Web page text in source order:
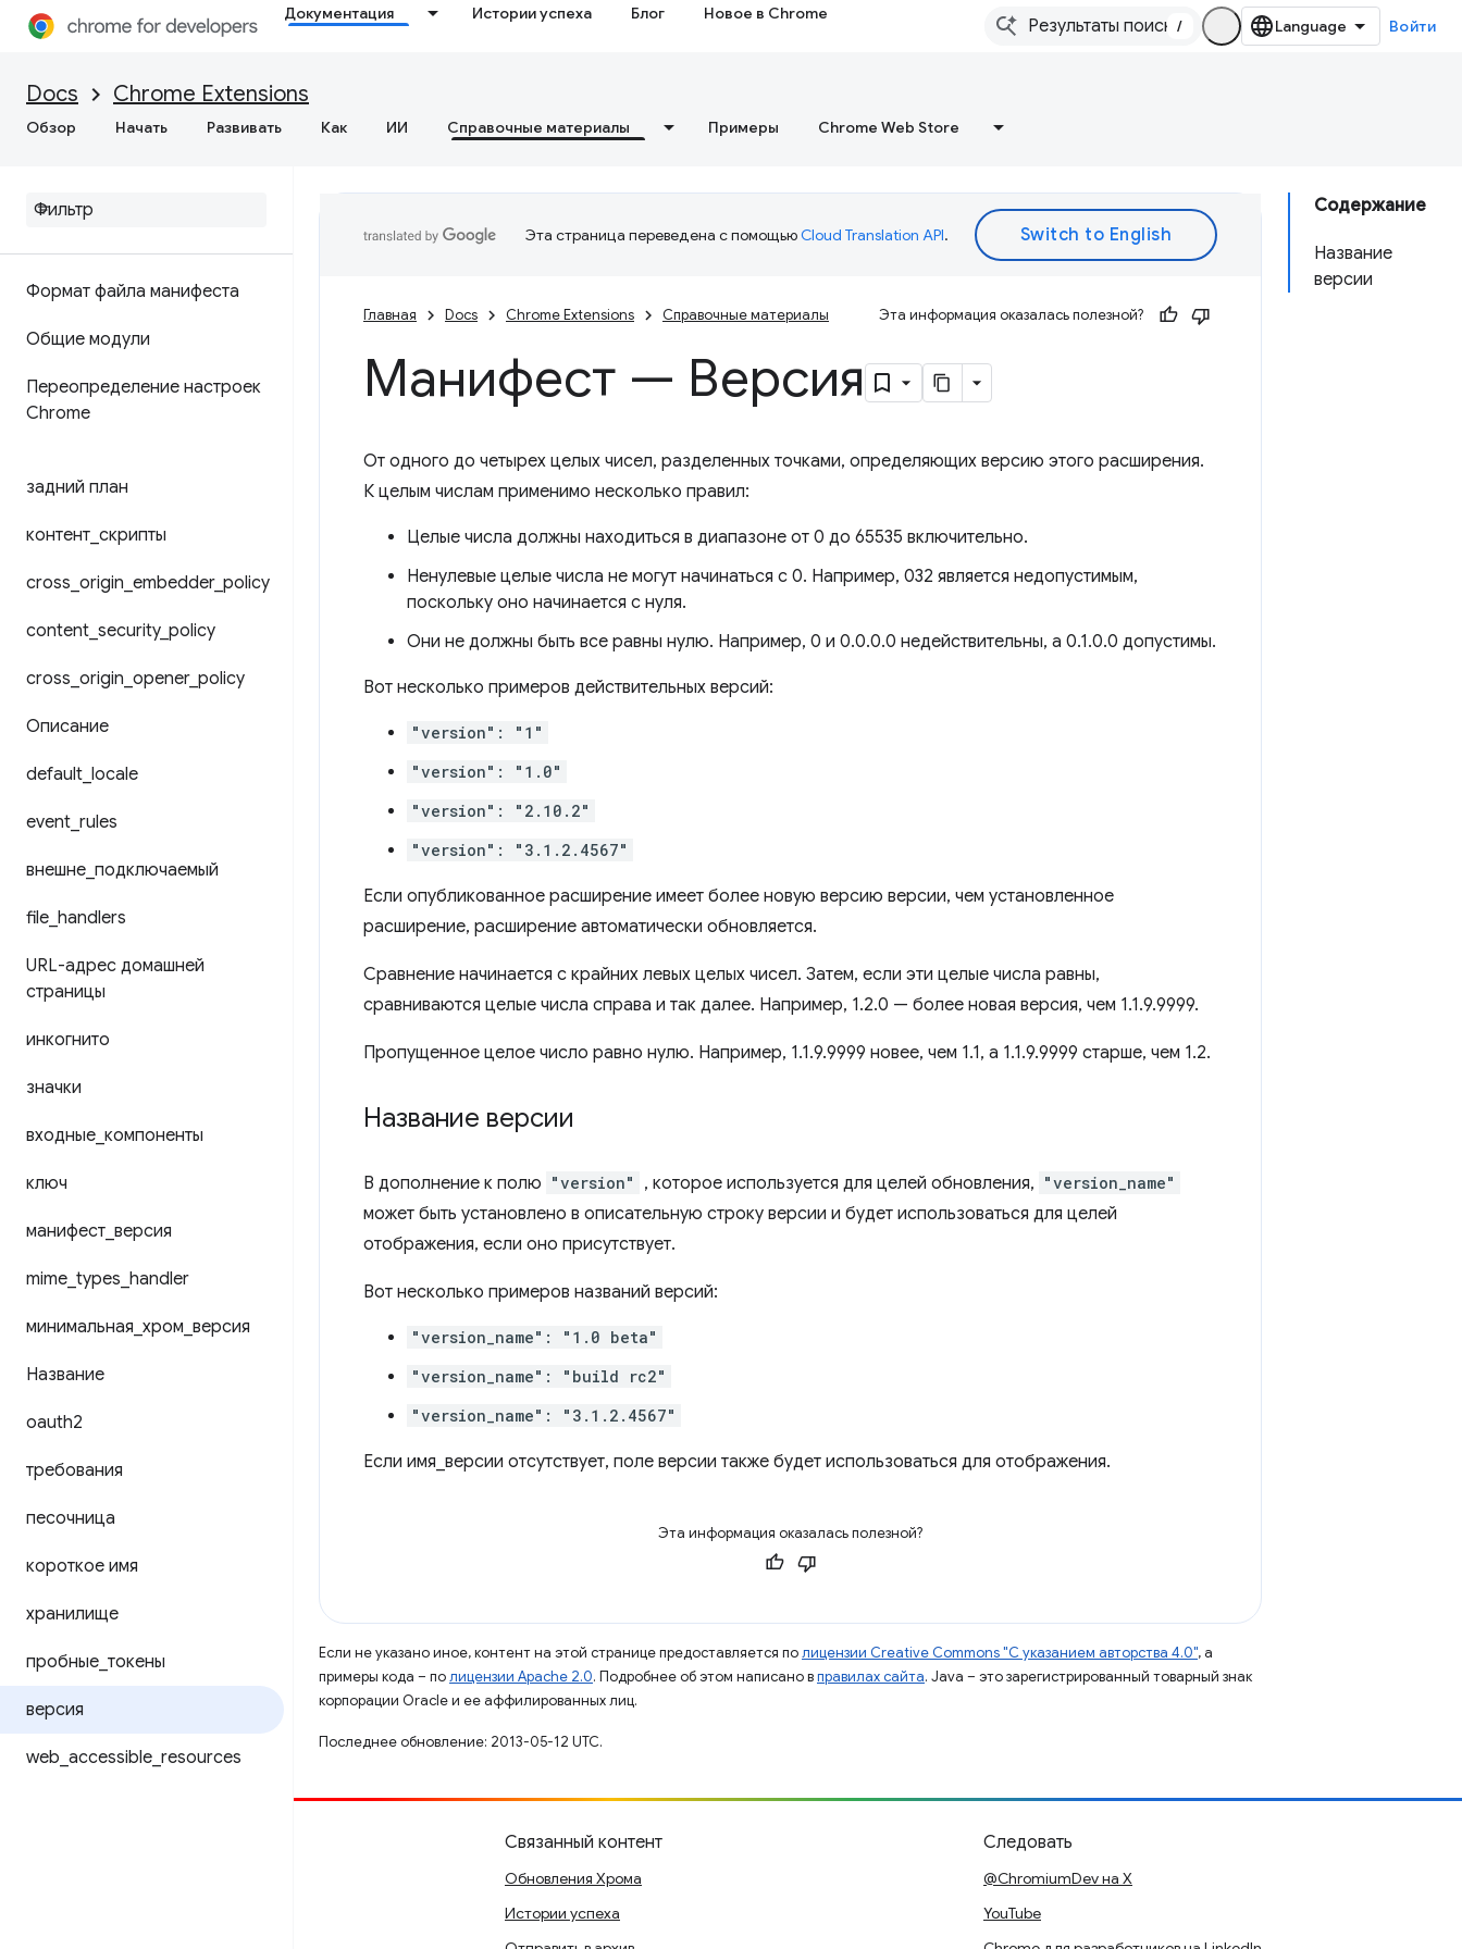
Документация Истории успеха Блог Новое в Chrome
/ Войти
Docs Chrome Extensions
Обзор Начать Развивать Как ИИ Справочные материалы Примеры Chrome Web Store
Формат файла манифеста
Общие модули
Переопределение настроек
Chrome
задний план
контент скрипты
cross origin embedder_ policy
content security_ policy
cross origin opener_ policy
Описание
default locale
event rules
внешне подключаемый
file handlers
URL-адрес домашней
страницы
инкогнито
значки
входные компоненты
ключ
манифест версия
mime types handler
минимальная хром версия
Название
oauth2
требования
песочница
короткое имя
хранилище
пробные токены
версия
web accessible resources
Содержание
Название
версии
Эта страница переведена с помощьюCloud Translation API.
Главная Docs Chrome Extensions Справочные материалы Эта информация оказалась полезной?
Манифест — Версия
От одного до четырех целых чисел, разделенных точками, определяющих версию этого расширения.
К целым числам применимо несколько правил:
Целые числа должны находиться в диапазоне от 0 до 65535 включительно.
Ненулевые целые числа не могут начинаться с 0. Например, 032 является недопустимым,
поскольку оно начинается с нуля.
Они не должны быть все равны нулю. Например, 0 и 0.0.0.0 недействительны, а 0.1.0.0 допустимы.
Вот несколько примеров действительных версий:
"version": "1"
"version": "1.0"
"version": "2.10.2"
"version": "3.1.2.4567"
Если опубликованное расширение имеет более новую версию версии, чем установленное
расширение, расширение автоматически обновляется.
Сравнение начинается с крайних левых целых чисел. Затем, если эти целые числа равны,
сравниваются целые числа справа и так далее. Например, 1.2.0 — более новая версия, чем 1.1.9.9999.
Пропущенное целое число равно нулю. Например, 1.1.9.9999 новее, чем 1.1, а 1.1.9.9999 старше, чем 1.2.
Название версии
В дополнение к полю "version" , которое используется для целей обновления, "version_name"
может быть установлено в описательную строку версии и будет использоваться для целей
отображения, если оно присутствует.
Вот несколько примеров названий версий:
"version_name": "1.0 beta"
"version_name": "build rc2"
"version_name": "3.1.2.4567"
Если имя_версии отсутствует, поле версии также будет использоваться для отображения.
Эта информация оказалась полезной?
Если не указано иное, контент на этой странице предоставляется полицензии Creative Commons "С указанием авторства 4.0", а
примеры кода – полицензии Apache 2.0. Подробнее об этом написано вправилах сайта. Java – это зарегистрированный товарный знак
корпорации Oracle и ее аффилированных лиц.
Последнее обновление: 2013-05-12 UTC.
Связанный контент
Обновления Хрома
Истории успеха
Следовать
@ChromiumDev на X
YouTube